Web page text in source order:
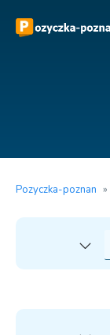
Pozyczka-poznan »